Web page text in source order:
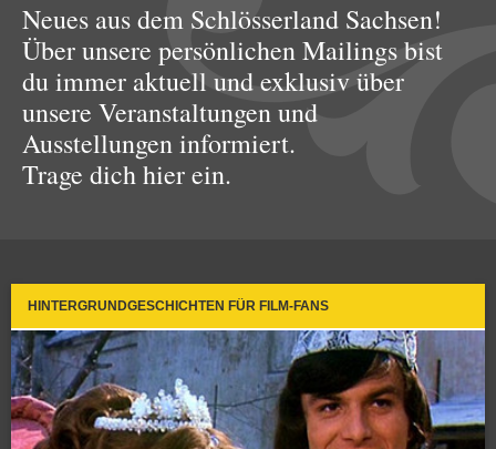
Neues aus dem Schlösserland Sachsen!
Über unsere persönlichen Mailings bist
du immer aktuell und exklusiv über
unsere Veranstaltungen und
Ausstellungen informiert.
Trage dich hier ein.
HINTERGRUNDGESCHICHTEN FÜR FILM-FANS